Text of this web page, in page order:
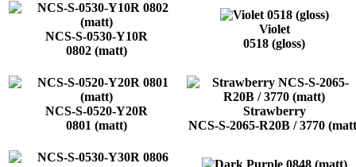
NCS-S-0530-Y10R
0802 (matt)
Violet
0518 (gloss)
NCS-S-0520-Y20R
0801 (matt)
Strawberry
NCS-S-2065-R20B / 3770